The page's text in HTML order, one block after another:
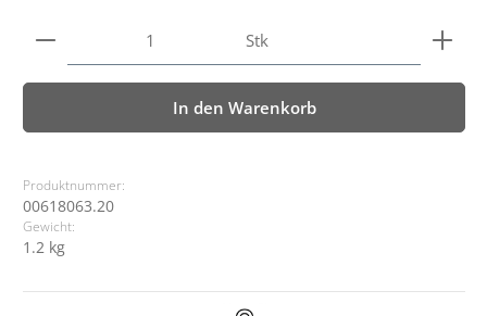
Produkt Anzahl: Gib den gewünschten Wert ein
Stk
In den Warenkorb
Produktnummer:
00618063.20
Gewicht:
1.2 kg